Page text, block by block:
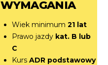
WYMAGANIA
Wiek minimum 21 lat
Prawo jazdy kat. B lub
C
Kurs ADR podstawowy